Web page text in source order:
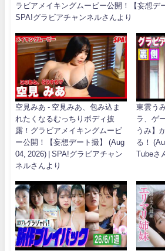
ラビアメイキングムービー公開！【妄想デ
SPA!グラビアチャンネルさんより
空見みあ - 空見みあ、包み込ま
れたくなるむっちりボディ披
露！グラビアメイキングムービ
ー公開！【妄想デート撮】 (Aug
04, 2026) | SPA!グラビアチャン
ネルさんより
東雲う
ラ、ゲ
うみ】
る！
Tubeさ